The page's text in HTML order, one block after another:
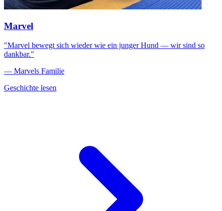
Marvel
"Marvel bewegt sich wieder wie ein junger Hund — wir sind so
dankbar."
— Marvels Familie
Geschichte lesen